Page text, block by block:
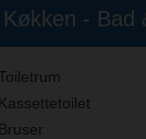
Køkken - Bad
Toiletrum
Kassettetoilet
Bruser